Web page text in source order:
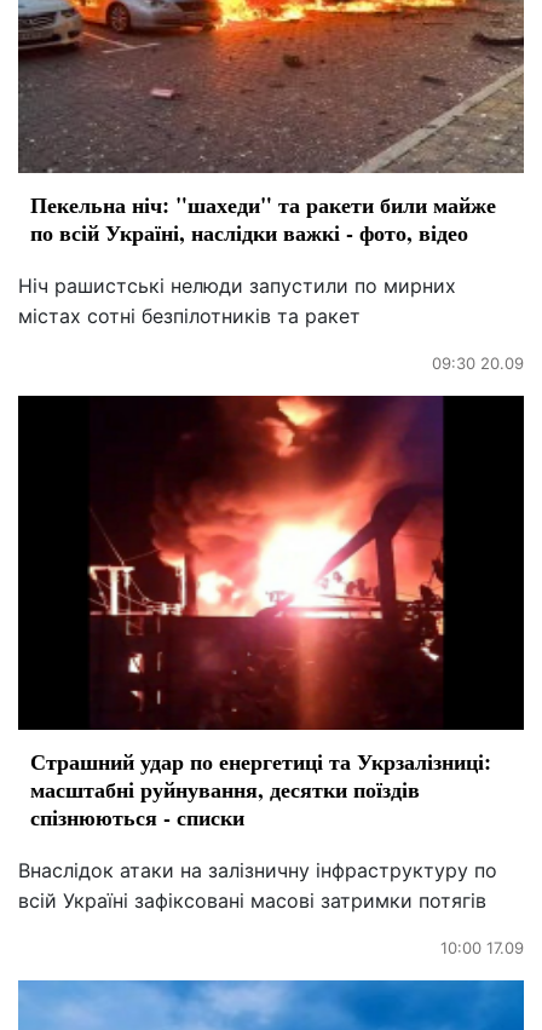
Пекельна ніч: "шахеди" та ракети били майже
по всій Україні, наслідки важкі - фото, відео
Ніч рашистські нелюди запустили по мирних
містах сотні безпілотників та ракет
09:30 20.09
Страшний удар по енергетиці та Укрзалізниці:
масштабні руйнування, десятки поїздів
спізнюються - списки
Внаслідок атаки на залізничну інфраструктуру по
всій Україні зафіксовані масові затримки потягів
10:00 17.09